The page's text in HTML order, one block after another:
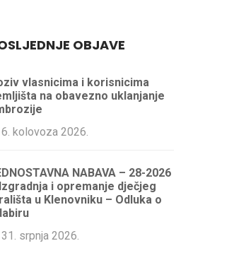
OBJAVE
vlasnicima i korisnicima
na obavezno uklanjanje
kolovoza 2026.
NABAVA – 28-2026
i opremanje dječjeg
u Klenovniku – Odluka o
srpnja 2026.